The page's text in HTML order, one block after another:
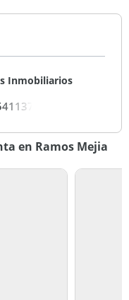
Inmobiliarios
en Ramos Mejia